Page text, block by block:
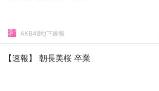
AKB48地下速報
【速報】 朝長美桜 卒業